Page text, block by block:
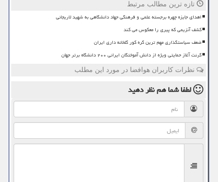
تازه ترین مطالب مرتبط
اهدای جایزه چهره برجسته علمی و فرهنگی جهاد دانشگاهی به شهید لاریجانی
کشف آنزیمی که پیری را معکوس می کند
ضعف سیاستگذاری مهم ترین گره کور گلخانه داری ایران
گرنت آغاز حمایتی ویژه از دانش آموختگان ایرانی ۲۰۰ دانشگاه برتر جهان
نظرات کاربران هوافضا در مورد این مطلب
لطفا شما همنظر دهید